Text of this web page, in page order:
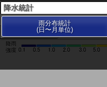
降水統計
雨分布統計
(日〜月単位)